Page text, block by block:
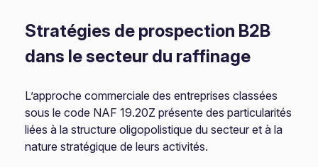
Stratégies de prospection B2B
dans le secteur du raffinage
L’approche commerciale des entreprises classées
sous le code NAF 19.20Z présente des particularités
liées à la structure oligopolistique du secteur et à la
nature stratégique de leurs activités.